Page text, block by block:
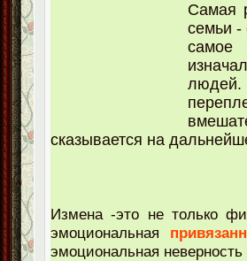
Самая
семьи -
самое
людей.
сказывается на
Измена -это не только
эмоциональная
эмоциональная